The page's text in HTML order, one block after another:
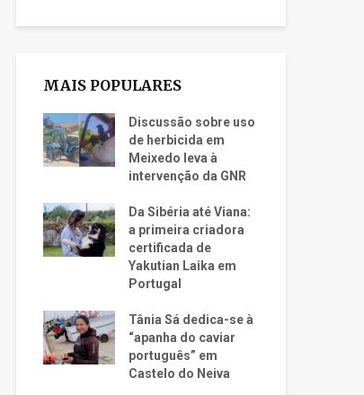
MAIS POPULARES
Discussão sobre uso
de herbicida em
Meixedo leva à
intervenção da GNR
Da Sibéria até Viana:
a primeira criadora
certificada de
Yakutian Laika em
Portugal
Tânia Sá dedica-se à
“apanha do caviar
português” em
Castelo do Neiva